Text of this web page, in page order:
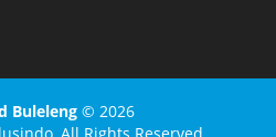
Buleleng © 2026